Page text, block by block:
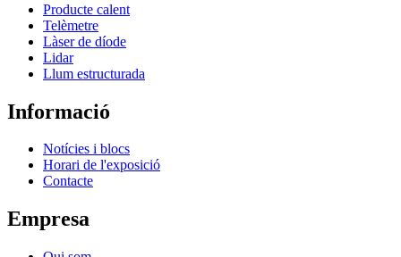
Producte calent
Telèmetre
Làser de díode
Lidar
Llum estructurada
Informació
Notícies i blocs
Horari de l'exposició
Contacte
Empresa